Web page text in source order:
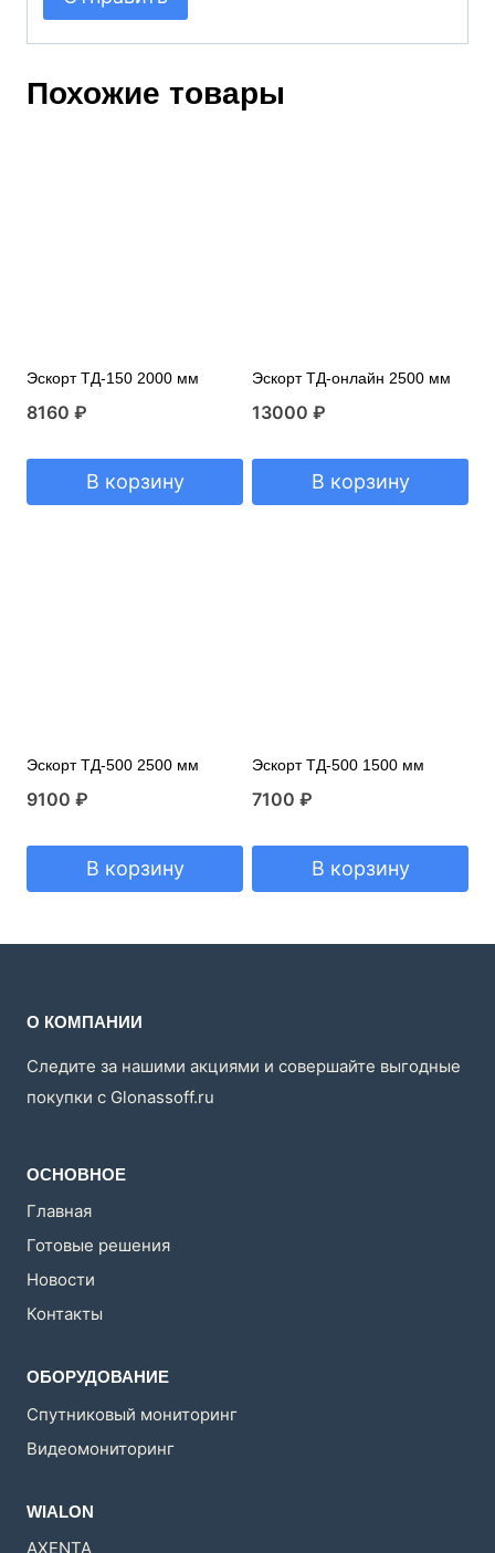
Похожие товары
Эскорт ТД-150 2000 мм
8160 ₽
В корзину
Эскорт ТД-онлайн 2500 мм
13000 ₽
В корзину
Эскорт ТД-500 2500 мм
9100 ₽
В корзину
Эскорт ТД-500 1500 мм
7100 ₽
В корзину
О КОМПАНИИ
Следите за нашими акциями и совершайте выгодные
покупки с Glonassoff.ru
ОСНОВНОЕ
Главная
Готовые решения
Новости
Контакты
ОБОРУДОВАНИЕ
Спутниковый мониторинг
Видеомониторинг
WIALON
AXENTA